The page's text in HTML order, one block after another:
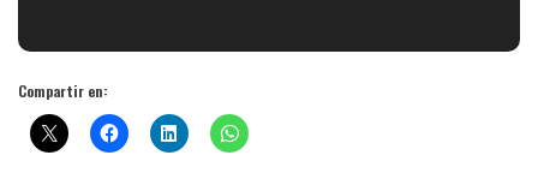
Compartir en: